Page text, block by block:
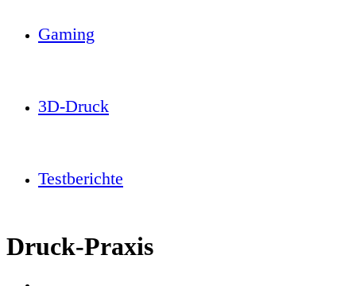
Gaming
3D-Druck
Testberichte
Druck-Praxis